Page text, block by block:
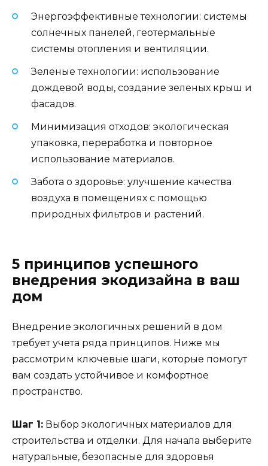
Энергоэффективные технологии: системы
солнечных панелей, геотермальные
системы отопления и вентиляции.
Зеленые технологии: использование
дождевой воды, создание зеленых крыш и
фасадов.
Минимизация отходов: экологическая
упаковка, переработка и повторное
использование материалов.
Забота о здоровье: улучшение качества
воздуха в помещениях с помощью
природных фильтров и растений.
5 принципов успешного
внедрения экодизайна в ваш
дом
Внедрение экологичных решений в дом
требует учета ряда принципов. Ниже мы
рассмотрим ключевые шаги, которые помогут
вам создать устойчивое и комфортное
пространство.
Шаг 1: Выбор экологичных материалов для
строительства и отделки. Для начала выберите
натуральные, безопасные для здоровья